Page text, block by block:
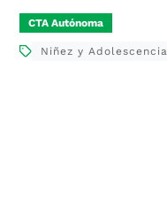
CTA Autónoma
Niñez y Adolescencia